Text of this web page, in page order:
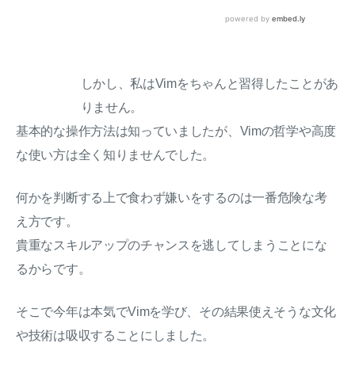
しかし、私はVimをちゃんと習得したことがあ
りません。
基本的な操作方法は知っていましたが、Vimの哲学や高度
な使い方は全く知りませんでした。
何かを判断する上で食わず嫌いをするのは一番危険な考
え方です。
貴重なスキルアップのチャンスを逃してしまうことにな
るからです。
そこで今年は本気でVimを学び、その結果使えそうな文化
や技術は吸収することにしました。